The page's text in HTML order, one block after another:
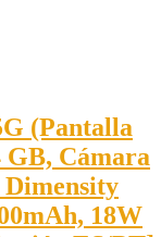
(Pantalla
GB, Cámara
18W